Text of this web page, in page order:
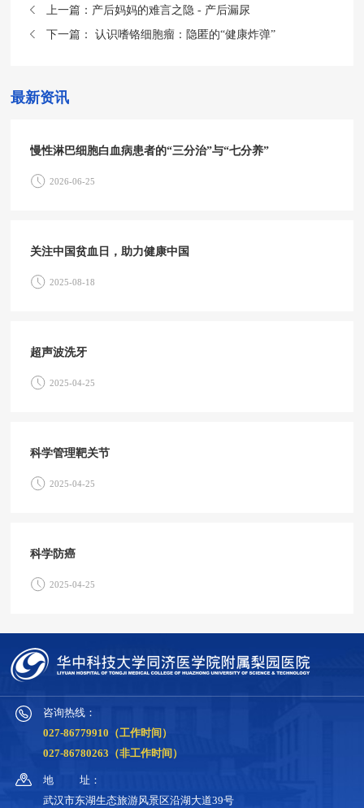
上一篇： 产后妈妈的难言之隐 - 产后漏尿
认识嗜铬细胞瘤：隐匿的“健康炸弹”
下一篇：
最新资讯
慢性淋巴细胞白血病患者的“三分治”与“七分养”
2026-06-25
关注中国贫血日，助力健康中国
2025-08-18
超声波洗牙
2025-04-25
科学管理靶关节
2025-04-25
科学防癌
2025-04-25
咨询热线：
027-86779910（工作时间）
027-86780263（非工作时间）
地
址：
武汉市东湖生态旅游风景区沿湖大道39号